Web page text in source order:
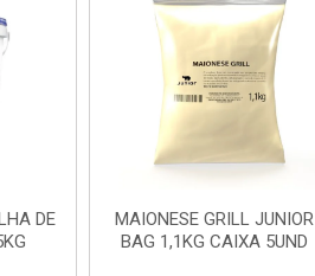
DE
MAIONESE GRILL JUNIOR
BAG 1,1KG CAIXA 5UND